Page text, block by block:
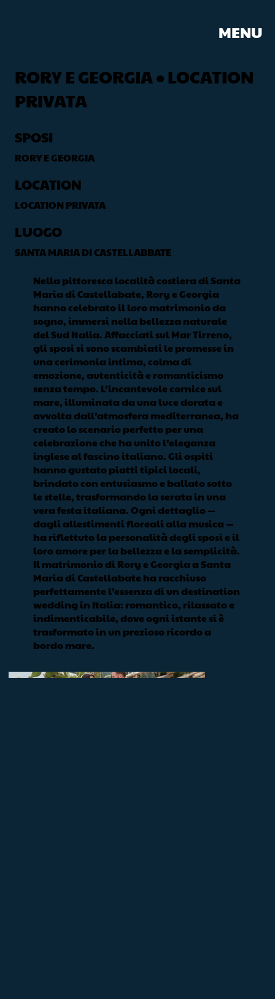
MENU
RORY E GEORGIA • LOCATION
PRIVATA
SPOSI
RORY E GEORGIA
LOCATION
LOCATION PRIVATA
LUOGO
SANTA MARIA DI CASTELLABBATE
Nella pittoresca località costiera di Santa
Maria di Castellabate, Rory e Georgia
hanno celebrato il loro matrimonio da
sogno, immersi nella bellezza naturale
del Sud Italia. Affacciati sul Mar Tirreno,
gli sposi si sono scambiati le promesse in
una cerimonia intima, colma di
emozione, autenticità e romanticismo
senza tempo. L’incantevole cornice sul
mare, illuminata da una luce dorata e
avvolta dall’atmosfera mediterranea, ha
creato lo scenario perfetto per una
celebrazione che ha unito l’eleganza
inglese al fascino italiano. Gli ospiti
hanno gustato piatti tipici locali,
brindato con entusiasmo e ballato sotto
le stelle, trasformando la serata in una
vera festa italiana. Ogni dettaglio —
dagli allestimenti floreali alla musica —
ha riflettuto la personalità degli sposi e il
loro amore per la bellezza e la semplicità.
Il matrimonio di Rory e Georgia a Santa
Maria di Castellabate ha racchiuso
perfettamente l’essenza di un destination
wedding in Italia: romantico, rilassato e
indimenticabile, dove ogni istante si è
trasformato in un prezioso ricordo a
bordo mare.